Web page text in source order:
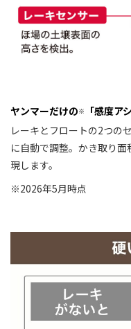
ヤンマーだけの※
「感度ア
レーキとフロートの2つの
に自動で調整。かき取り
現します。
※2026年5月時点